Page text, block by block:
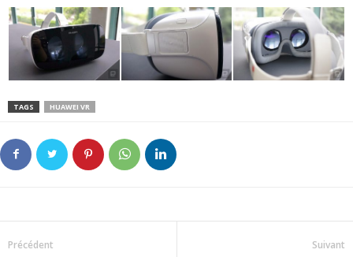
TAGS HUAWEI VR
Précédent Suivant